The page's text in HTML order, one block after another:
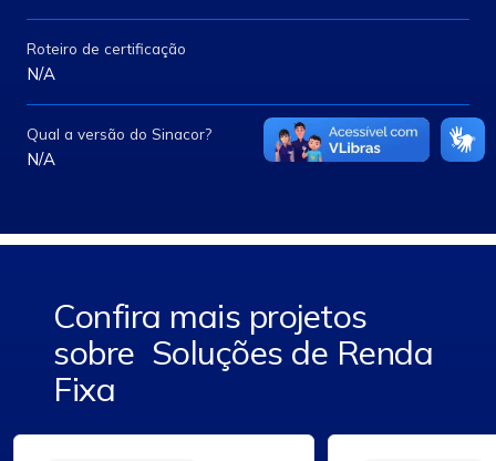
Roteiro de certificação
N/A
Qual a versão do Sinacor?
N/A
Confira mais projetos
sobre Soluções de Renda
Fixa